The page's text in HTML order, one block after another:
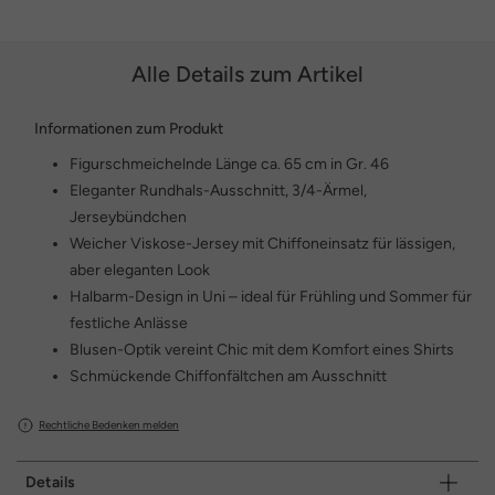
Alle Details zum Artikel
Informationen zum Produkt
Figurschmeichelnde Länge ca. 65 cm in Gr. 46
Eleganter Rundhals-Ausschnitt, 3/4-Ärmel,
Jerseybündchen
Weicher Viskose-Jersey mit Chiffoneinsatz für lässigen,
aber eleganten Look
Halbarm-Design in Uni – ideal für Frühling und Sommer für
festliche Anlässe
Blusen-Optik vereint Chic mit dem Komfort eines Shirts
Schmückende Chiffonfältchen am Ausschnitt
Rechtliche Bedenken melden
Details